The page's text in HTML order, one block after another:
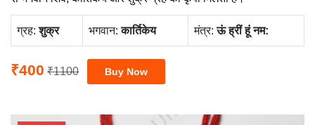
ग्रह:‍शुक्र भगवान:कार्तिकेय मंत्र:ऊं ह्रीं हूं नम:
₹400 ₹1100